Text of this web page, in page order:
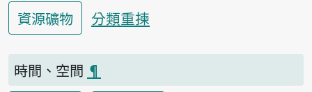
資源礦物
分類重揀
時間、空間 ¶